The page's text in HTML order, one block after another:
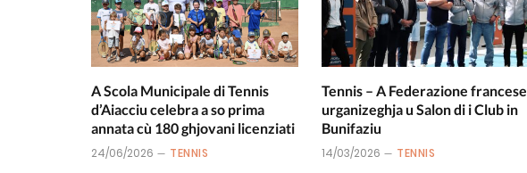
A Scola Municipale di Tennis
d’Aiacciu celebra a so prima
annata cù 180 ghjovani licenziati
24/06/2026 TENNIS
Tennis – A Federazione francese
urganizeghja u Salon di i Club in
Bunifaziu
14/03/2026 TENNIS